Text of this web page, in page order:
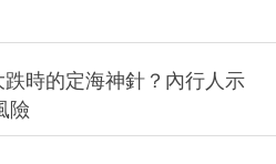
時的定海神針？內行人示
險